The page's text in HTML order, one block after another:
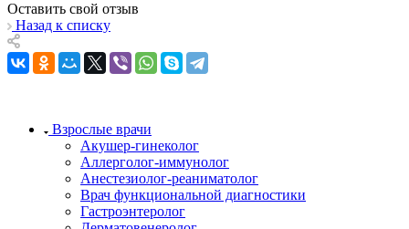
Оставить свой отзыв
Назад к списку
Взрослые врачи
Акушер-гинеколог
Аллерголог-иммунолог
Анестезиолог-реаниматолог
Врач функциональной диагностики
Гастроэнтеролог